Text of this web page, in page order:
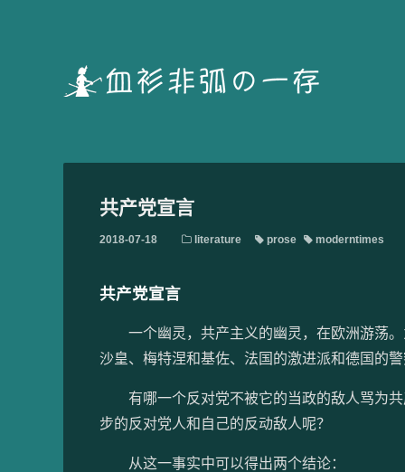
共产党宣言
2018-07-18 literature prose moderntimes
共产党宣言
一个幽灵，共产主义的幽灵，在欧洲游荡。
沙皇、梅特涅和基佐、法国的激进派和德国的
有哪一个反对党不被它的当政的敌人骂为共
步的反对党人和自己的反动敌人呢？
从这一事实中可以得出两个结论：